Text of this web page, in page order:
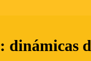
dinámicas